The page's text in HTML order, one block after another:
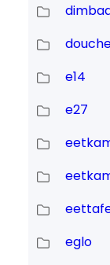
e14
e27
eglo